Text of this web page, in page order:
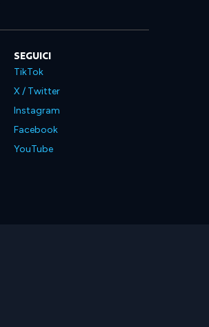
SEGUICI
TikTok
X / Twitter
Instagram
Facebook
YouTube